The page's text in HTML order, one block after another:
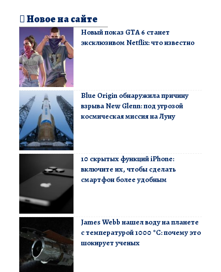
Новое на сайте
Новый показ GTA 6 станет
эксклюзивом Netflix: что известно
Blue Origin обнаружила причину
взрыва New Glenn: под угрозой
космическая миссия на Луну
10 скрытых функций iPhone:
включите их, чтобы сделать
смартфон более удобным
James Webb нашел воду на планете
с температурой 1000 °C: почему это
шокирует ученых